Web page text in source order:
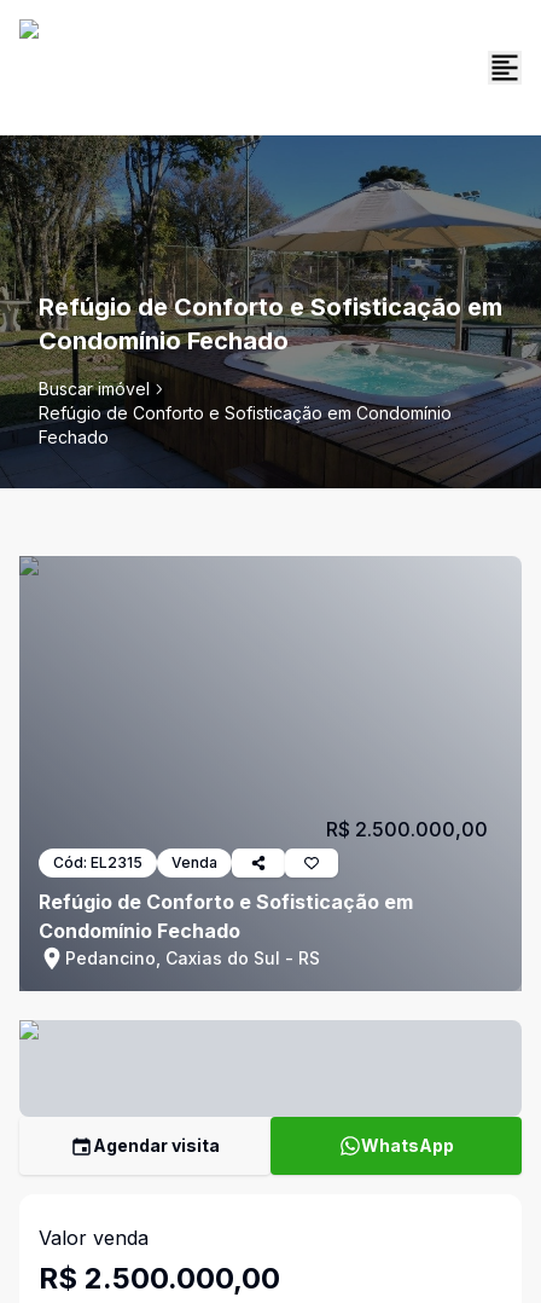
Refúgio de Conforto e Sofisticação em
Condomínio Fechado
Buscar imóvel
Refúgio de Conforto e Sofisticação em Condomínio
Fechado
Cód: EL2315 Venda
Refúgio de Conforto e Sofisticação em
Condomínio Fechado
Pedancino, Caxias do Sul - RS
R$ 2.500.000,00
Agendar visita WhatsApp
Valor venda
R$ 2.500.000,00